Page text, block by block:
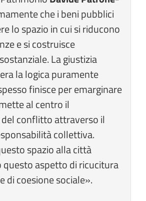
che i beni pubblici
lo spazio in cui si riducono
e si costruisce
La giustizia
la logica puramente
finisce per emarginare
al centro il
conflitto attraverso il
collettiva.
spazio alla città
aspetto di ricucitura
di coesione sociale».